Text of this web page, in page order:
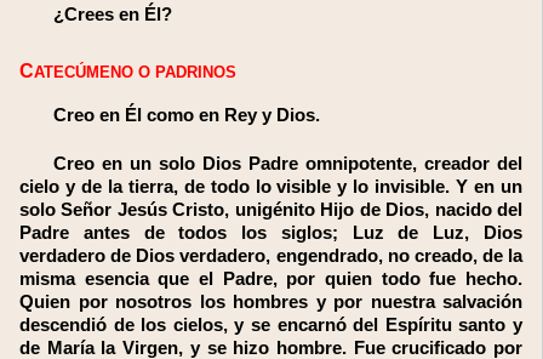
¿Crees en Él?
CATECÚMENO O PADRINOS
Creo en Él como en Rey y Dios.
Creo en un solo Dios Padre omnipotente, creador del
cielo y de la tierra, de todo lo visible y lo invisible. Y en un
solo Señor Jesús Cristo, unigénito Hijo de Dios, nacido del
Padre antes de todos los siglos; Luz de Luz, Dios
verdadero de Dios verdadero, engendrado, no creado, de la
misma esencia que el Padre, por quien todo fue hecho.
Quien por nosotros los hombres y por nuestra salvación
descendió de los cielos, y se encarnó del Espíritu santo y
de María la Virgen, y se hizo hombre. Fue crucificado por